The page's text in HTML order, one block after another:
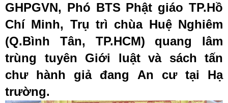
GHPGVN, Phó BTS Phật giáo TP.Hồ
Chí Minh, Trụ trì chùa Huệ Nghiêm
(Q.Bình Tân, TP.HCM) quang lâm
trùng tuyên Giới luật và sách tấn
chư hành giả đang An cư tại Hạ
trường.